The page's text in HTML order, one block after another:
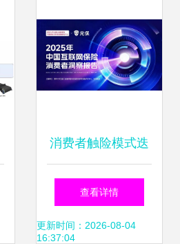
消费者触险模式迭
代 AI重塑保险服务
链条 互联网保险
查看详情
更新时间：2026-08-04
16:37:04